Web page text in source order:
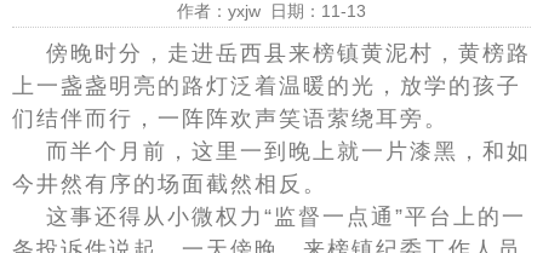
作者：yxjw 日期：11-13
傍晚时分，走进岳西县来榜镇黄泥村，黄榜路
上一盏盏明亮的路灯泛着温暖的光，放学的孩子
们结伴而行，一阵阵欢声笑语萦绕耳旁。
而半个月前，这里一到晚上就一片漆黑，和如
今井然有序的场面截然相反。
这事还得从小微权力“监督一点通”平台上的一